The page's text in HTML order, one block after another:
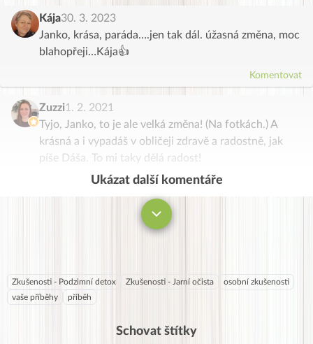
Kája30. 3. 2023
Janko, krása, paráda….jen tak dál. úžasná změna, moc
blahopřeji…Kája👍
Komentovat
Zuzzi1. 2. 2021
Tyjo, Janko, to je ale velká změna! (Na fotkách.) A
krásná a i vypadáš v obličeji zdravě a radostně, jak
píše Dáša. To mi taky dělá radost!
Ukázat další komentáře
Zkušenosti - Podzimní detox Zkušenosti - Jarní očista
osobní zkušenosti
vaše příběhy
příběh
Schovat štítky